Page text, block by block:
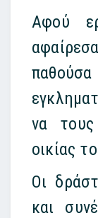
Αφού
να
οικίας
Οι
και